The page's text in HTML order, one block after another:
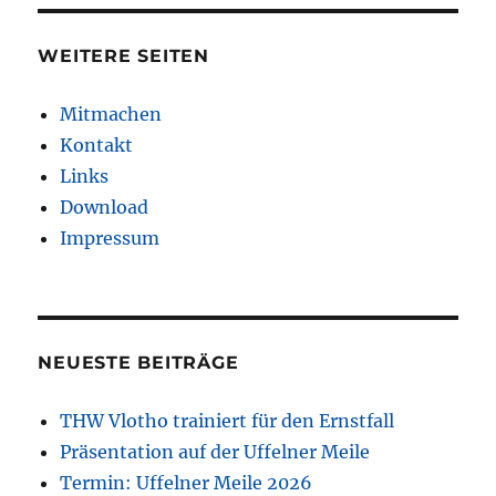
WEITERE SEITEN
Mitmachen
Kontakt
Links
Download
Impressum
NEUESTE BEITRÄGE
THW Vlotho trainiert für den Ernstfall
Präsentation auf der Uffelner Meile
Termin: Uffelner Meile 2026